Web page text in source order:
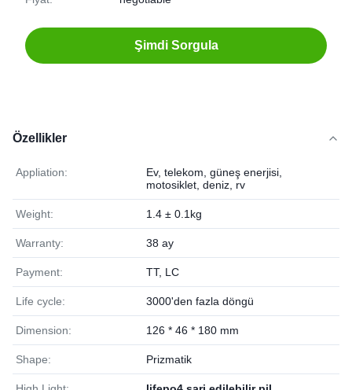
Şimdi Sorgula
Özellikler
Appliation:
Ev, telekom, güneş enerjisi,
motosiklet, deniz, rv
Weight: 1.4 ± 0.1kg
Warranty: 38 ay
Payment: TT, LC
Life cycle: 3000'den fazla döngü
Dimension: 126 * 46 * 180 mm
Shape: Prizmatik